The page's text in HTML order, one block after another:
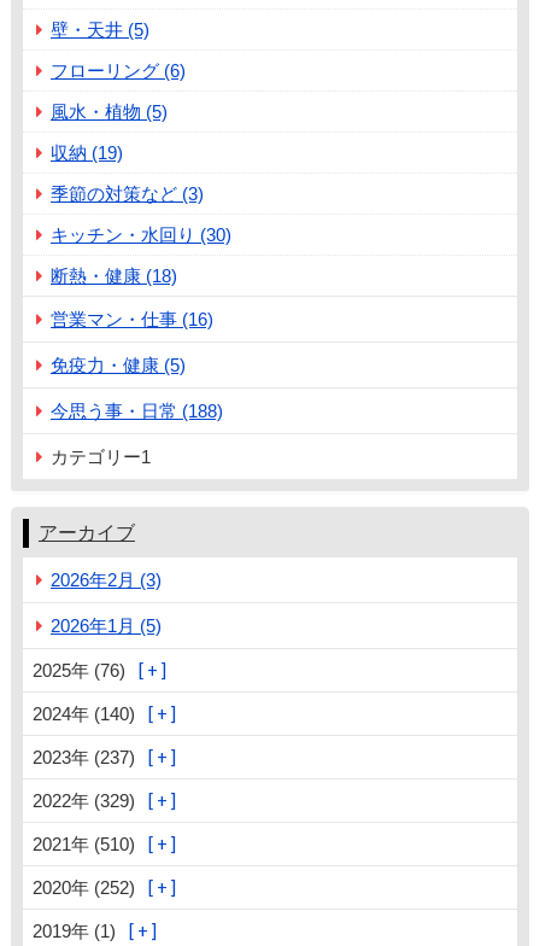
壁・天井 (5)
フローリング (6)
風水・植物 (5)
収納 (19)
季節の対策など (3)
キッチン・水回り (30)
断熱・健康 (18)
営業マン・仕事 (16)
免疫力・健康 (5)
今思う事・日常 (188)
カテゴリー1
アーカイブ
2026年2月 (3)
2026年1月 (5)
2025年 (76)
2024年 (140)
2023年 (237)
2022年 (329)
2021年 (510)
2020年 (252)
2019年 (1)